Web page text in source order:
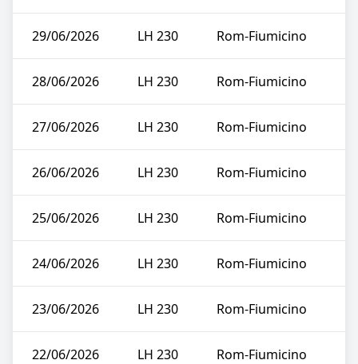
29/06/2026 LH 230 Rom-Fiumicino
28/06/2026 LH 230 Rom-Fiumicino
27/06/2026 LH 230 Rom-Fiumicino
26/06/2026 LH 230 Rom-Fiumicino
25/06/2026 LH 230 Rom-Fiumicino
24/06/2026 LH 230 Rom-Fiumicino
23/06/2026 LH 230 Rom-Fiumicino
22/06/2026 LH 230 Rom-Fiumicino